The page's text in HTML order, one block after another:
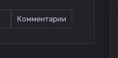
Комментарии